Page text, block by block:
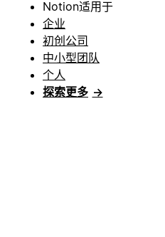
Notion适用于
企业
初创公司
中小型团队
个人
探索更多 →